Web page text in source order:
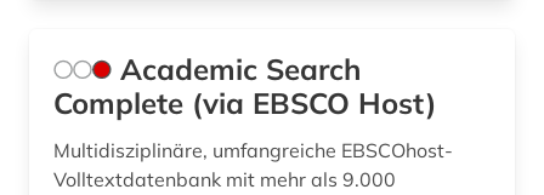
bibliothekskatalog plus (1)
bildgebendes verfahren (1)
Academic Search
Complete (via EBSCO Host)
Multidisziplinäre, umfangreiche EBSCOhost-
Volltextdatenbank mit mehr als 9.000